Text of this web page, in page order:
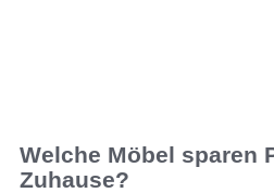
Welche Möbel sparen
Zuhause?